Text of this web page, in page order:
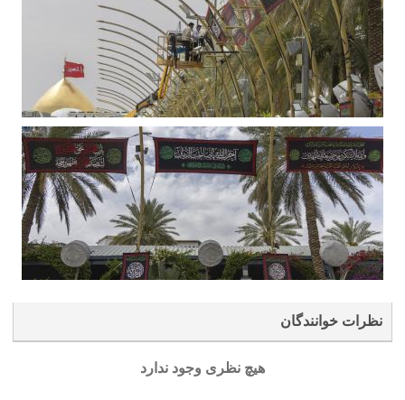
نظرات خوانندگان
هیچ نظری وجود ندارد